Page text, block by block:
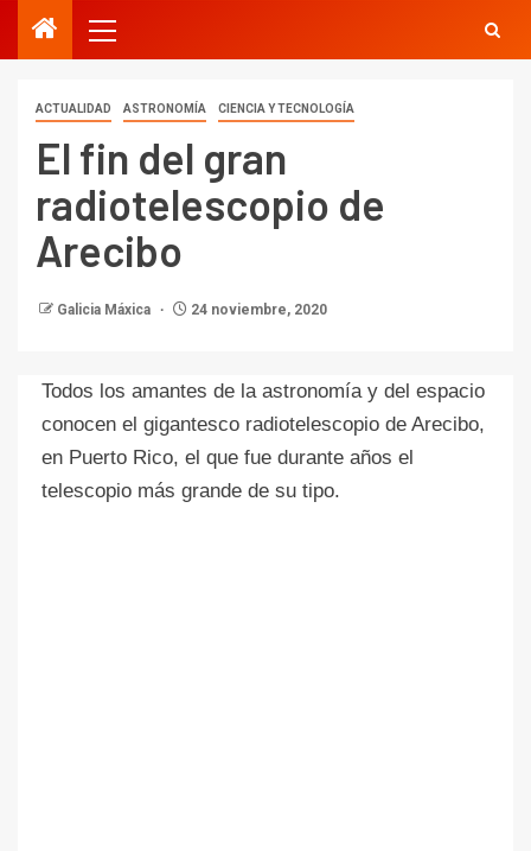
ACTUALIDAD ASTRONOMÍA CIENCIA Y TECNOLOGÍA
El fin del gran
radiotelescopio de
Arecibo
Galicia Máxica 24 noviembre, 2020
Todos los amantes de la astronomía y del espacio
conocen el gigantesco radiotelescopio de Arecibo,
en Puerto Rico, el que fue durante años el
telescopio más grande de su tipo.